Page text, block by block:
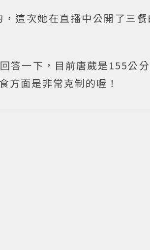
這次她在直播中公開了三
答一下，目前唐葳是155公
方面是非常克制的喔！